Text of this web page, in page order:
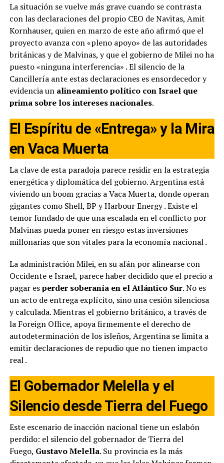
La situación se vuelve más grave cuando se contrasta
con las declaraciones del propio CEO de Navitas, Amit
Kornhauser, quien en marzo de este año afirmó que el
proyecto avanza con «pleno apoyo» de las autoridades
británicas y de Malvinas, y que el gobierno de Milei no ha
puesto «ninguna interferencia» . El silencio de la
Cancillería ante estas declaraciones es ensordecedor y
evidencia un alineamiento político con Israel que
prima sobre los intereses nacionales.
El Espíritu de «Entrega» y la Mira
en Vaca Muerta
La clave de esta paradoja parece residir en la estrategia
energética y diplomática del gobierno. Argentina está
viviendo un boom gracias a Vaca Muerta, donde operan
gigantes como Shell, BP y Harbour Energy. Existe el
temor fundado de que una escalada en el conflicto por
Malvinas pueda poner en riesgo estas inversiones
millonarias que son vitales para la economía nacional.
La administración Milei, en su afán por alinearse con
Occidente e Israel, parece haber decidido que el precio a
pagar esperder soberanía en el Atlántico Sur. No es
un acto de entrega explícito, sino una cesión silenciosa
y calculada. Mientras el gobierno británico, a través de
la Foreign Office, apoya firmemente el derecho de
autodeterminación de los isleños, Argentina se limita a
emitir declaraciones de repudio que no tienen impacto
real.
El Gobernador Melella y el
Silencio desde Tierra del Fuego
Este escenario de inacción nacional tiene un eslabón
perdido: el silencio del gobernador de Tierra del
Fuego, Gustavo Melella. Su provincia es la más